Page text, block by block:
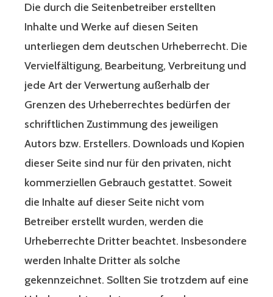
Die durch die Seitenbetreiber erstellten
Inhalte und Werke auf diesen Seiten
unterliegen dem deutschen Urheberrecht. Die
Vervielfältigung, Bearbeitung, Verbreitung und
jede Art der Verwertung außerhalb der
Grenzen des Urheberrechtes bedürfen der
schriftlichen Zustimmung des jeweiligen
Autors bzw. Erstellers. Downloads und Kopien
dieser Seite sind nur für den privaten, nicht
kommerziellen Gebrauch gestattet. Soweit
die Inhalte auf dieser Seite nicht vom
Betreiber erstellt wurden, werden die
Urheberrechte Dritter beachtet. Insbesondere
werden Inhalte Dritter als solche
gekennzeichnet. Sollten Sie trotzdem auf eine